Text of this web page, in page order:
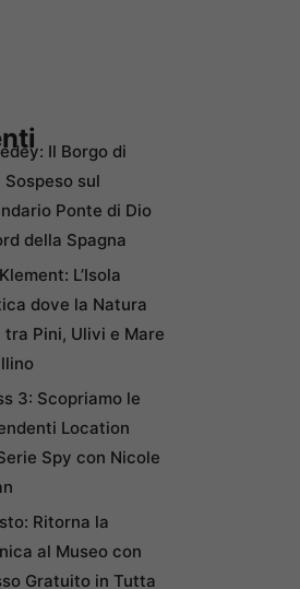
Il Borgo di
Sospeso sul
Ponte di Dio
della Spagna
L’Isola
dove la Natura
tra Pini, Ulivi e Mare
3: Scopriamo le
Location
Spy con Nicole
Ritorna la
al Museo con
Gratuito in Tutta